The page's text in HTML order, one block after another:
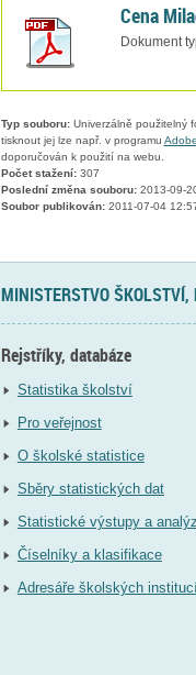
Cena
Dokument
Typ souboru:Univerzálně použitelný
tisknout jej lze např. v programu
doporučován k použití na webu.
Počet stažení:307
Poslední změna souboru:2013-09-
Soubor publikován:2011-07-04
MINISTERSTVO ŠKOLSTVÍ,
Rejstříky, databáze
Statistika školství
Pro veřejnost
O školské statistice
Sběry statistických dat
Statistické výstupy a
Číselníky a klasifikace
Adresáře školských